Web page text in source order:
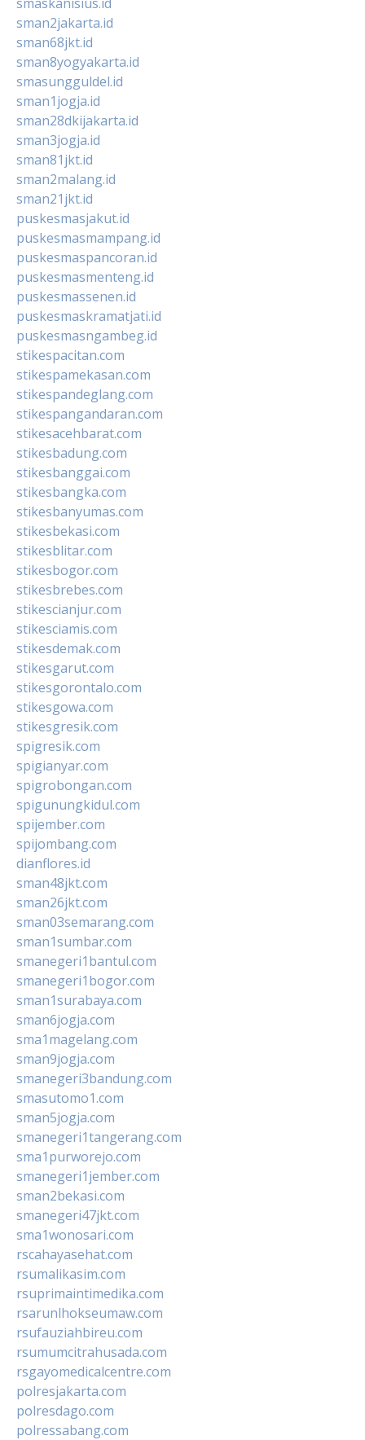
sman2jakarta.id
sman68jkt.id
sman8yogyakarta.id
smasungguldel.id
sman1jogja.id
sman28dkijakarta.id
sman3jogja.id
sman81jkt.id
sman2malang.id
sman21jkt.id
puskesmasjakut.id
puskesmasmampang.id
puskesmaspancoran.id
puskesmasmenteng.id
puskesmassenen.id
puskesmaskramatjati.id
puskesmasngambeg.id
stikespacitan.com
stikespamekasan.com
stikespandeglang.com
stikespangandaran.com
stikesacehbarat.com
stikesbadung.com
stikesbanggai.com
stikesbangka.com
stikesbanyumas.com
stikesbekasi.com
stikesblitar.com
stikesbogor.com
stikesbrebes.com
stikescianjur.com
stikesciamis.com
stikesdemak.com
stikesgarut.com
stikesgorontalo.com
stikesgowa.com
stikesgresik.com
spigresik.com
spigianyar.com
spigrobongan.com
spigunungkidul.com
spijember.com
spijombang.com
dianflores.id
sman48jkt.com
sman26jkt.com
sman03semarang.com
sman1sumbar.com
smanegeri1bantul.com
smanegeri1bogor.com
sman1surabaya.com
sman6jogja.com
sma1magelang.com
sman9jogja.com
smanegeri3bandung.com
smasutomo1.com
sman5jogja.com
smanegeri1tangerang.com
sma1purworejo.com
smanegeri1jember.com
sman2bekasi.com
smanegeri47jkt.com
sma1wonosari.com
rscahayasehat.com
rsumalikasim.com
rsuprimaintimedika.com
rsarunlhokseumaw.com
rsufauziahbireu.com
rsumumcitrahusada.com
rsgayomedicalcentre.com
polresjakarta.com
polresdago.com
polressabang.com